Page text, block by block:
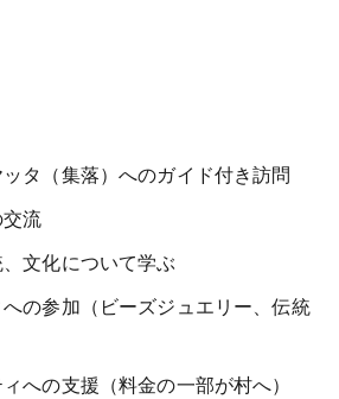
タ（集落）へのガイド付き訪問
流
文化について学ぶ
の参加（ビーズジュエリー、伝統
への支援（料金の一部が村へ）